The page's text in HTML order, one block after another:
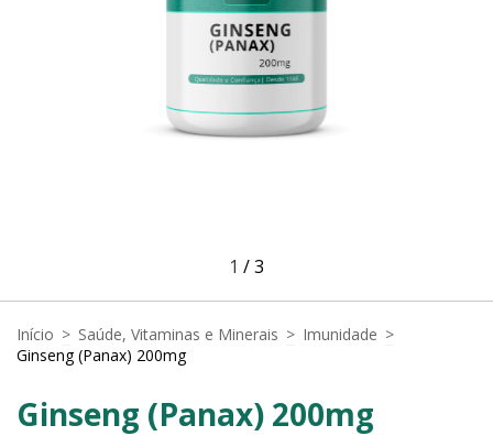
1 /3
Início > Saúde, Vitaminas e Minerais > Imunidade >
Ginseng (Panax) 200mg
Ginseng (Panax) 200mg